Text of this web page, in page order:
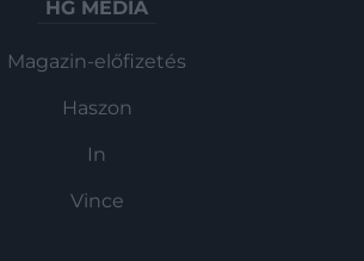
HG MEDIA
Magazin-előfizetés
Haszon
In
Vince